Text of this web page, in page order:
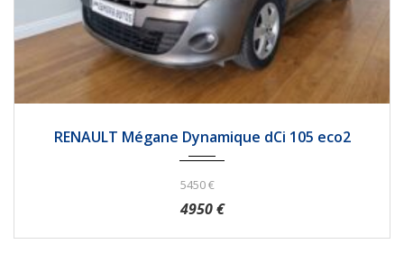
RENAULT Mégane Dynamique dCi 105 eco2
5450 €
4950 €